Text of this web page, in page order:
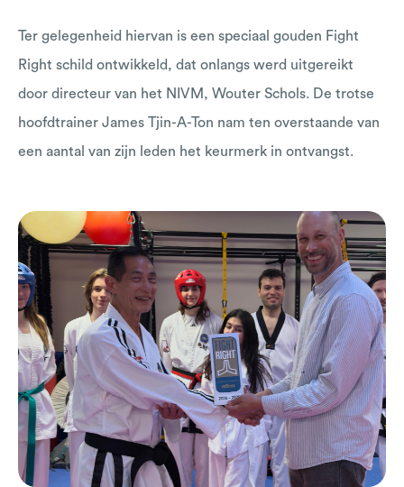
Ter gelegenheid hiervan is een speciaal gouden Fight
Right schild ontwikkeld, dat onlangs werd uitgereikt
door directeur van het NIVM, Wouter Schols. De trotse
hoofdtrainer James Tjin-A-Ton nam ten overstaande van
een aantal van zijn leden het keurmerk in ontvangst.